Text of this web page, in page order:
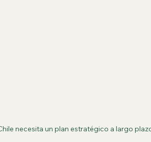
necesita un plan estratégico a largo